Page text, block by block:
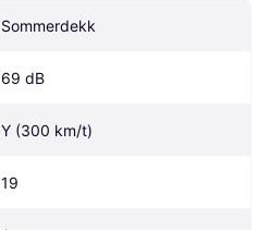
Sommerdekk
69 dB
Y (300 km/t)
19